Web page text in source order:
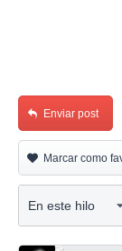
Enviar post
Marcar como